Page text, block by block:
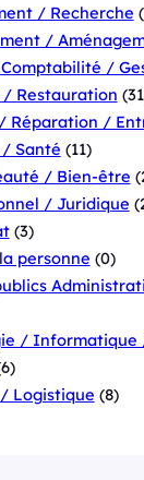
/ Recherche
/
/
Restauration
Réparation /
Santé (11)
/ Bien-être
/ Juridique
(3)
personne (0)
/ Informatique
Logistique (8)